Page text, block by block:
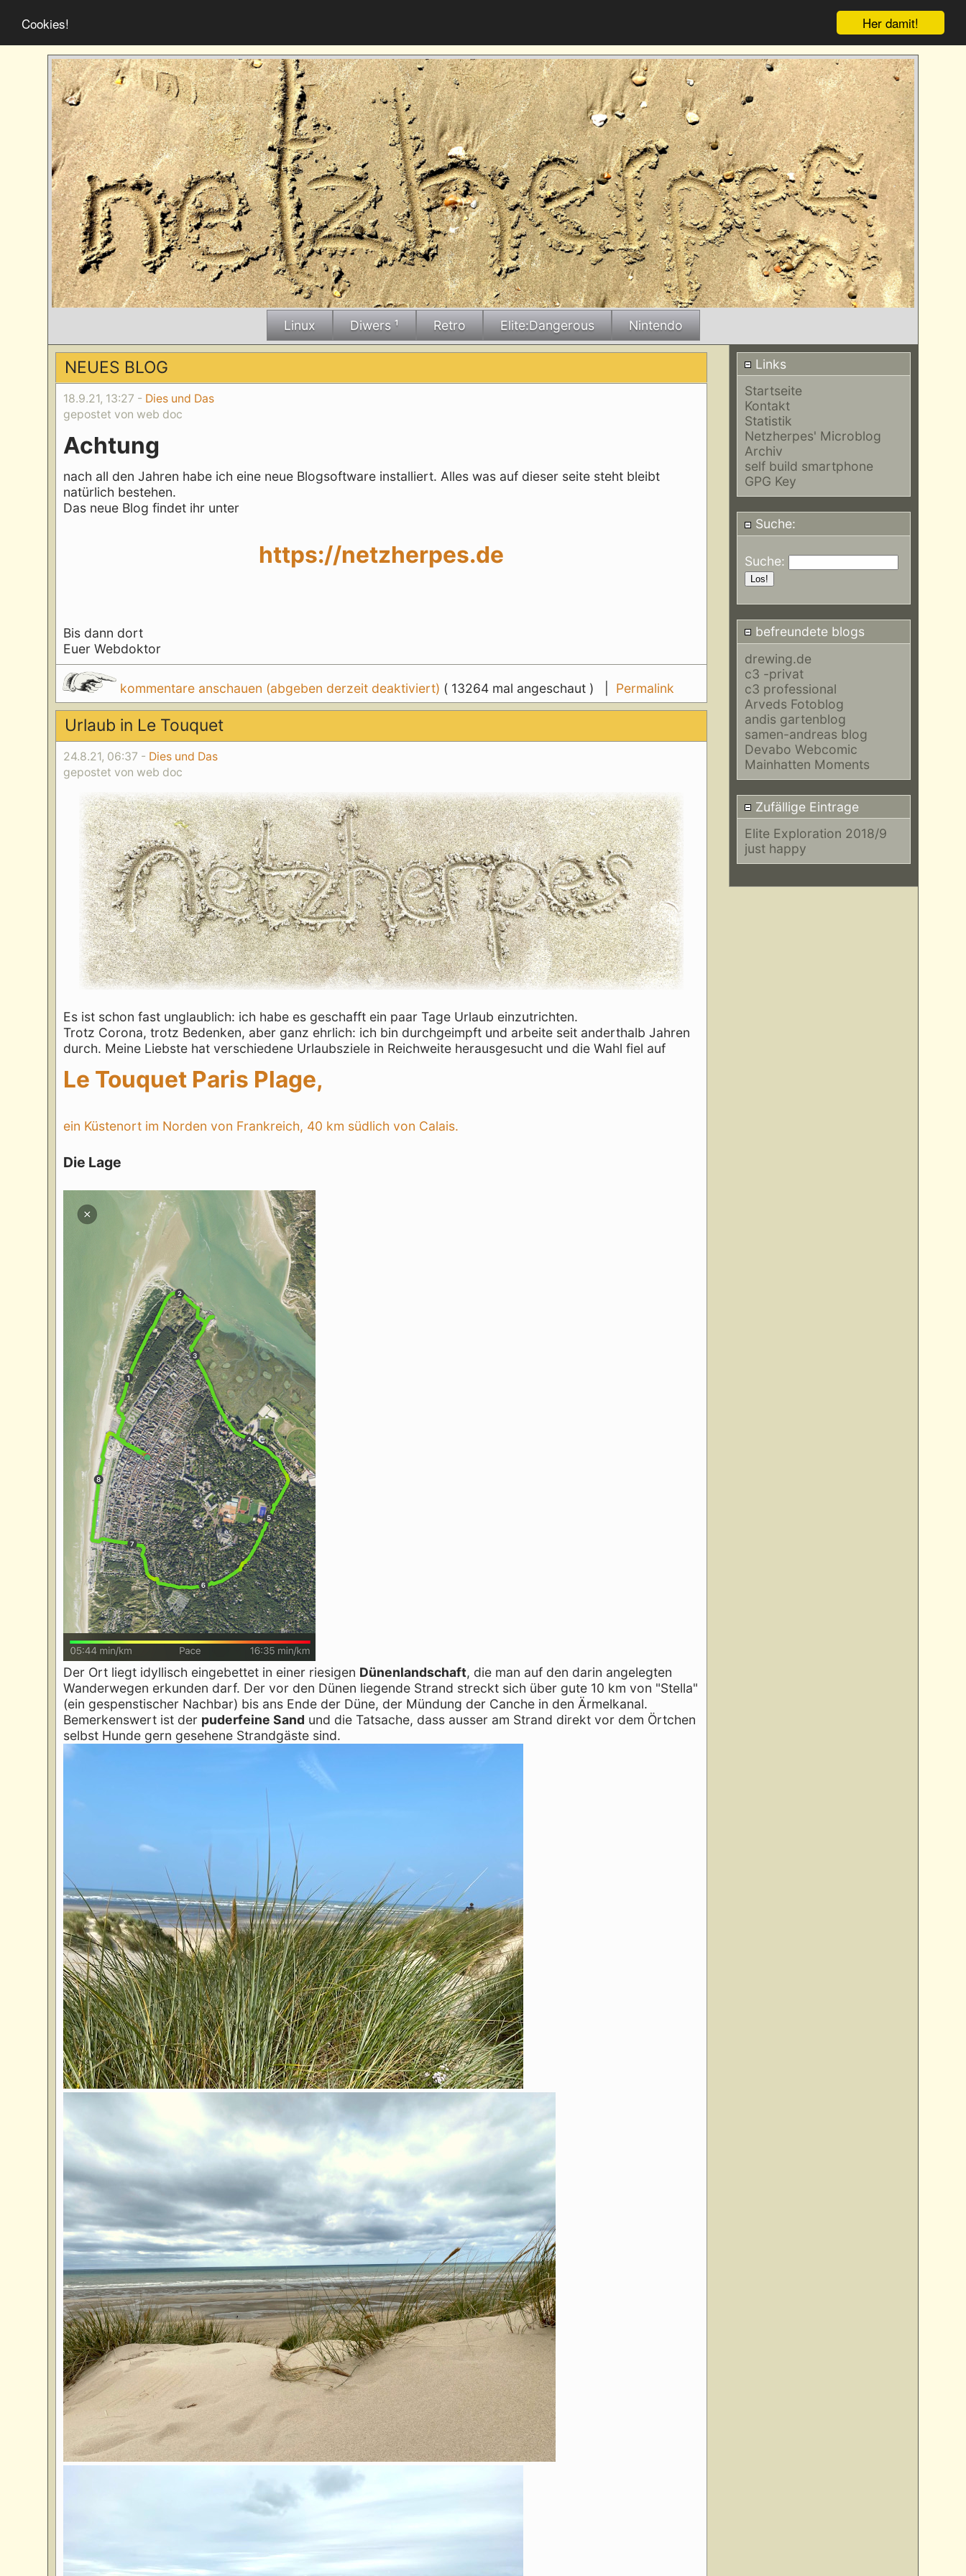
Her damit!
Cookies!
Linux Diwers ¹ Retro Elite:Dangerous Nintendo
Links
Startseite
Kontakt
Statistik
Netzherpes' Microblog
Archiv
self build smartphone
GPG Key
Suche:
Suche:
befreundete blogs
drewing.de
c3 -privat
c3 professional
Arveds Fotoblog
andis gartenblog
samen-andreas blog
Devabo Webcomic
Mainhatten Moments
Zufällige Eintrage
Elite Exploration 2018/9
just happy
NEUES BLOG
18.9.21, 13:27 - Dies und Das
gepostet von web doc
Achtung
nach all den Jahren habe ich eine neue Blogsoftware installiert. Alles was auf dieser seite steht bleibt
natürlich bestehen.
Das neue Blog findet ihr unter
https://netzherpes.de
Bis dann dort
Euer Webdoktor
kommentare anschauen (abgeben derzeit deaktiviert) ( 13264 mal angeschaut ) | Permalink
Urlaub in Le Touquet
24.8.21, 06:37 - Dies und Das
gepostet von web doc
Es ist schon fast unglaublich: ich habe es geschafft ein paar Tage Urlaub einzutrichten.
Trotz Corona, trotz Bedenken, aber ganz ehrlich: ich bin durchgeimpft und arbeite seit anderthalb Jahren
durch. Meine Liebste hat verschiedene Urlaubsziele in Reichweite herausgesucht und die Wahl fiel auf
Le Touquet Paris Plage,
ein Küstenort im Norden von Frankreich, 40 km südlich von Calais.
Die Lage
Der Ort liegt idyllisch eingebettet in einer riesigen Dünenlandschaft, die man auf den darin angelegten
Wanderwegen erkunden darf. Der vor den Dünen liegende Strand streckt sich über gute 10 km von "Stella"
(ein gespenstischer Nachbar) bis ans Ende der Düne, der Mündung der Canche in den Ärmelkanal.
Bemerkenswert ist der puderfeine Sand und die Tatsache, dass ausser am Strand direkt vor dem Örtchen
selbst Hunde gern gesehene Strandgäste sind.